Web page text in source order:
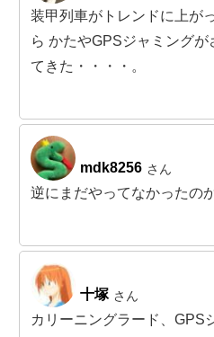
装甲列車がトレンドに上が
ら かたやGPSジャミング
てきた・・・・。
mdk8256 さん
逆にまだやってなかったの
十塚 さん
カリーニングラード、GPS